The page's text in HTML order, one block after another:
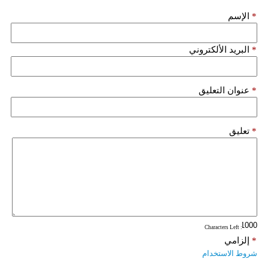
الإسم *
البريد الألكتروني *
عنوان التعليق *
تعليق *
: Characters Left
إلزامي *
شروط الاستخدام